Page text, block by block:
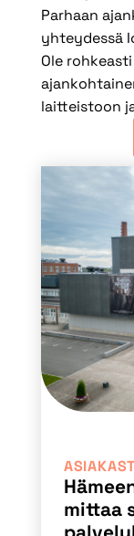
Parhaan
yhteydessä
Ole
laitteistoon
mittaa